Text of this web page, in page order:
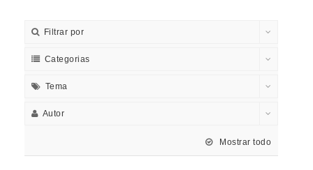
Filtrar por
Categorias
Tema
Autor
Mostrar todo